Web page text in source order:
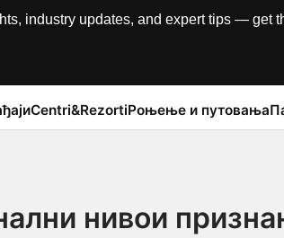
industry updates, and expert tips — get
Centri&RezortiРоњење и путовања
нивои